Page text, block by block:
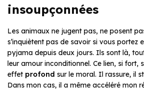
insoupçonnées
Les animaux ne jugent pas, ne posent
s’inquiètent pas de savoir si vous portez
pyjama depuis deux jours. Ils sont là,
leur amour inconditionnel. Ce lien, si fort,
effet profond sur le moral. Il rassure, il
Dans mon cas, il a même accéléré mon